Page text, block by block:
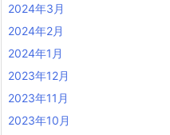
2024年3月
2024年2月
2024年1月
2023年12月
2023年11月
2023年10月